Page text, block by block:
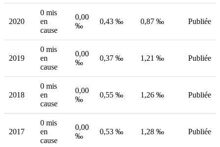
2020
0 mis
en
cause
0,00
‰
0,43 ‰ 0,87 ‰ Publiée
2019
0 mis
en
cause
0,00
‰
0,37 ‰ 1,21 ‰ Publiée
2018
0 mis
en
cause
0,00
‰
0,55 ‰ 1,26 ‰ Publiée
2017
0 mis
en
cause
0,00
‰
0,53 ‰ 1,28 ‰ Publiée